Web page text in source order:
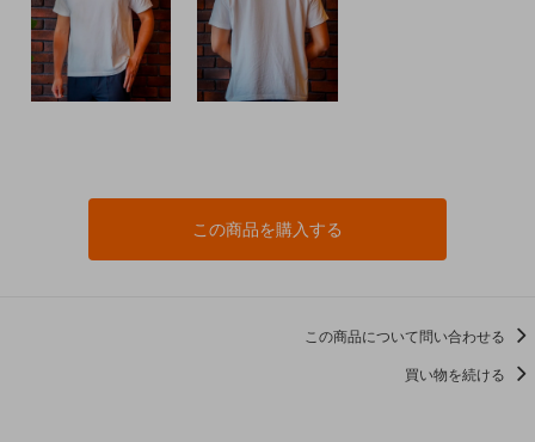
この商品を購入する
この商品について問い合わせる
買い物を続ける